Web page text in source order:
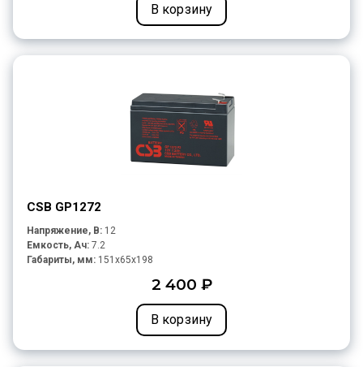
В корзину
CSB GP1272
Напряжение, В: 12
Емкость, Ач: 7.2
Габариты, мм: 151x65x198
2 400 ₽
В корзину